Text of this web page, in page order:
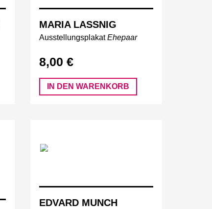
MARIA LASSNIG
AusstellungsplakatEhepaar
8,00 €
IN DEN WARENKORB
EDVARD MUNCH